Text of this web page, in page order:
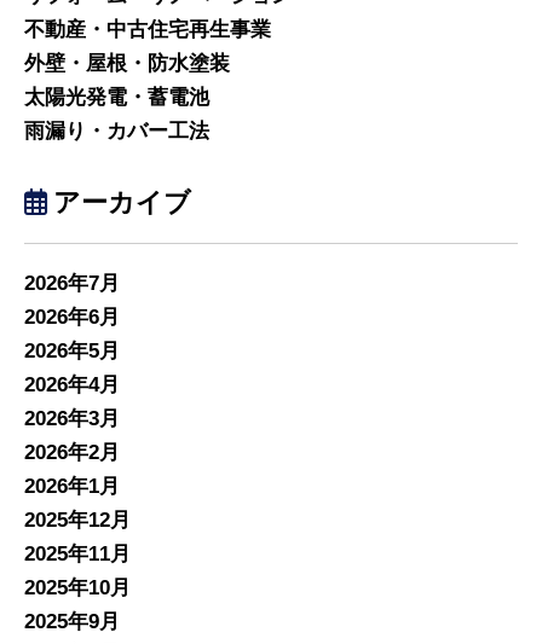
不動産・中古住宅再生事業
外壁・屋根・防水塗装
太陽光発電・蓄電池
雨漏り・カバー工法
アーカイブ
2026年7月
2026年6月
2026年5月
2026年4月
2026年3月
2026年2月
2026年1月
2025年12月
2025年11月
2025年10月
2025年9月